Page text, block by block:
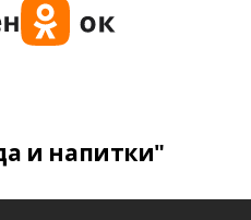
и напитки"